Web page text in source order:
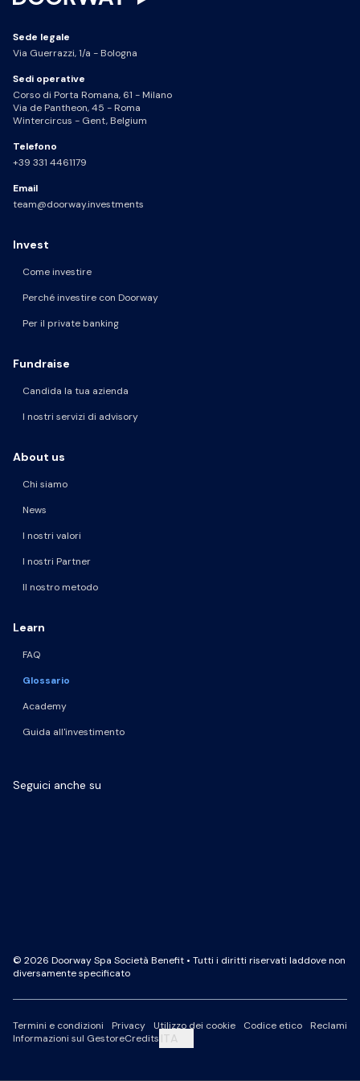
Sede legale
Via Guerrazzi, 1/a - Bologna
Sedi operative
Corso di Porta Romana, 61 - Milano
Via de Pantheon, 45 - Roma
Wintercircus - Gent, Belgium
Telefono
+39 331 4461179
Email
team@doorway.investments
Invest
Come investire
Perché investire con Doorway
Per il private banking
Fundraise
Candida la tua azienda
I nostri servizi di advisory
About us
Chi siamo
News
I nostri valori
I nostri Partner
Il nostro metodo
Learn
FAQ
Glossario
Academy
Guida all'investimento
Seguici anche su
© 2026 Doorway Spa Società Benefit • Tutti i diritti riservati laddove non
diversamente specificato
Termini e condizioni Privacy Utilizzo dei cookie Codice etico
Reclami
Informazioni sul GestoreCredits ITA